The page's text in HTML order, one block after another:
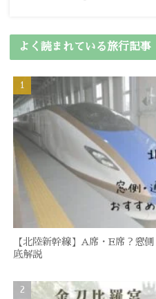
よく読まれている旅行記事
【北陸新幹線】A席・E席？窓
底解説